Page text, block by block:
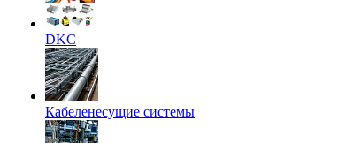
DKC
Кабеленесущие системы